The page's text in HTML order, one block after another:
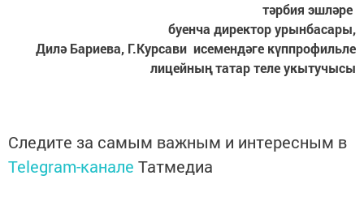
тәрбия эшләре
буенча директор урынбасары,
Дилә Бариева, Г.Курсави исемендәге күппрофильле
лицейның татар теле укытучысы
Следите за самым важным и интересным в
Telegram-канале Татмедиа